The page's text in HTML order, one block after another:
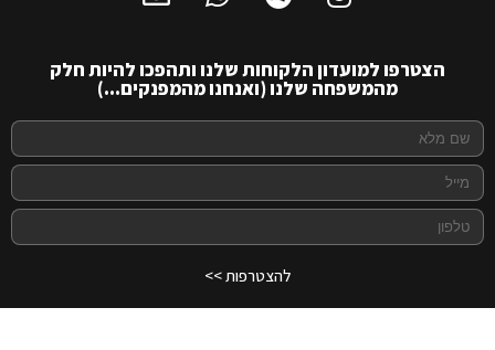
הצטרפו למועדון הלקוחות שלנו ותהפכו להיות חלק
מהמשפחה שלנו (ואנחנו מהמפנקים...)
להצטרפות >>